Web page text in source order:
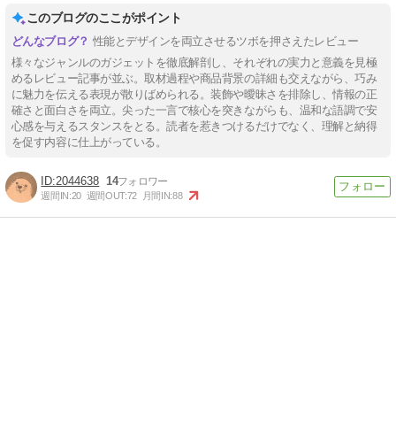
このブログのここがポイント
性能とデザインを両立させるツボを押さえたレビュー
様々なジャンルのガジェットを徹底解剖し、それぞれの実力と意義を見極
めるレビュー記事が並ぶ。取材過程や商品背景の詳細も交えながら、巧み
に魅力を伝える表現が散りばめられる。装飾や曖昧さを排除し、情報の正
確さと面白さを両立。尖った一言で核心を突きながらも、温和な語調で安
心感を与えるスタンスをとる。読者を惹きつけるだけでなく、理解と納得
を促す内容に仕上がっている。
2044638 14
週間IN:20 週間OUT:72 月間IN:88